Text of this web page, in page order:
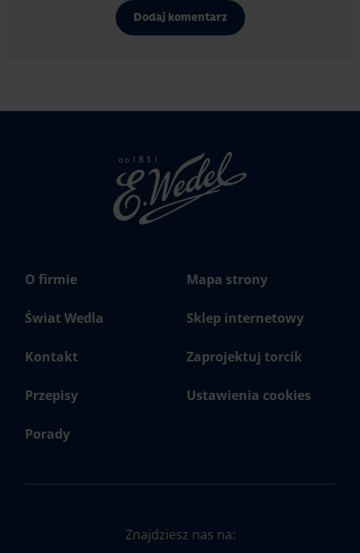
Dodaj komentarz
Strona
głowna
Wedel.pl
O firmie
Świat Wedla
Kontakt
Przepisy
Porady
Mapa strony
Sklep internetowy
Zaprojektuj torcik
Ustawienia cookies
Znajdziesz nas na: